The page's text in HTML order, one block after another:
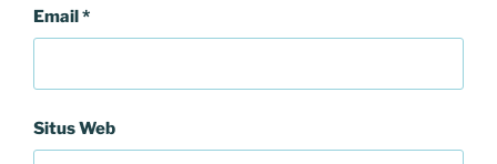
Email*
Situs Web